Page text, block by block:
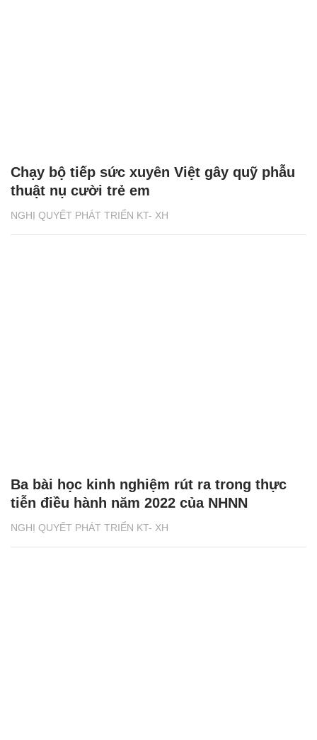
NGHỊ QUYẾT PHÁT TRIỂN KT- XH
Chạy bộ tiếp sức xuyên Việt gây quỹ phẫu
thuật nụ cười trẻ em
NGHỊ QUYẾT PHÁT TRIỂN KT- XH
Ba bài học kinh nghiệm rút ra trong thực
tiễn điều hành năm 2022 của NHNN